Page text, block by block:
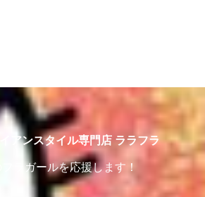
アンスタイル専門店 ララフラ
ラガールを応援します！